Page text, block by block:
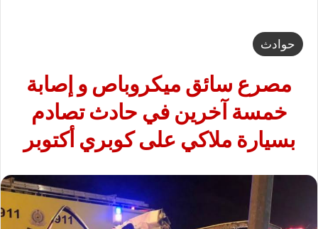
حوادث
مصرع سائق ميكروباص و إصابة
خمسة آخرين في حادث تصادم
بسيارة ملاكي على كوبري أكتوبر